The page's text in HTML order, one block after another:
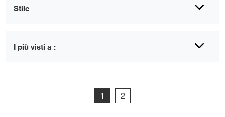
Stile
I più visti a :
1 2